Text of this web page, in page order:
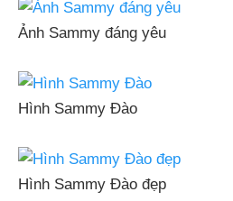
Ảnh Sammy đáng yêu
Hình Sammy Đào
Hình Sammy Đào đẹp